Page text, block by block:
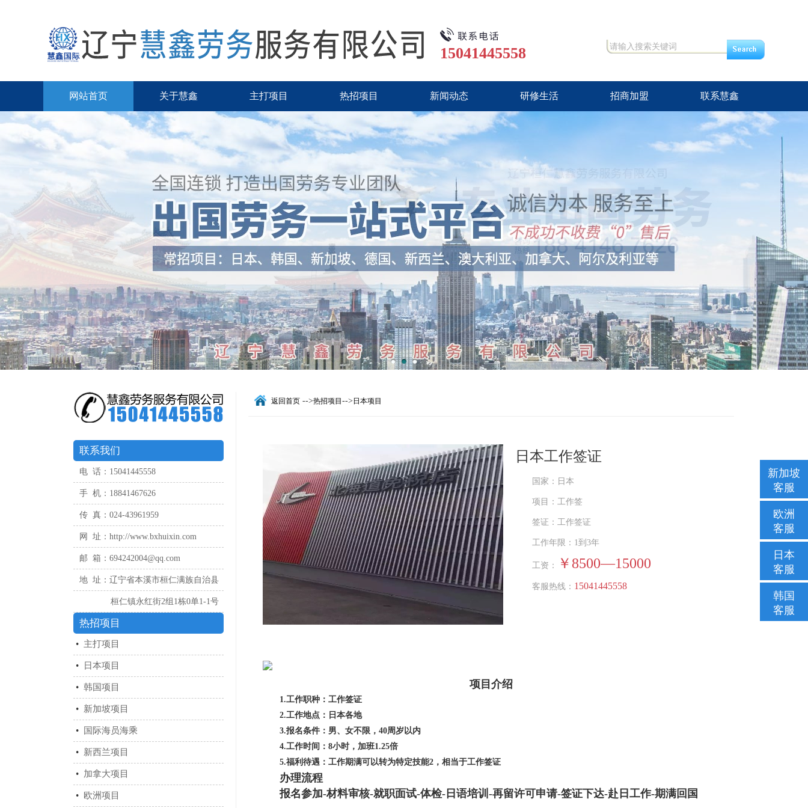
15041445558
网站首页 关于慧鑫 主打项目 热招项目 新闻动态 研修生活 招商加盟 联系慧鑫
联系我们
电 话：15041445558
手 机：18841467626
传 真：024-43961959
网 址：http://www.bxhuixin.com
邮 箱：694242004@qq.com
地 址：辽宁省本溪市桓仁满族自治县
桓仁镇永红街2组1栋0单1-1号
热招项目
• 主打项目
• 日本项目
• 韩国项目
• 新加坡项目
• 国际海员海乘
• 新西兰项目
• 加拿大项目
• 欧洲项目
返回首页 -->热招项目 --> 日本项目
日本工作签证
国家：日本
项目：工作签
签证：工作签证
工作年限：1到3年
工资： ￥8500—15000
客服热线： 15041445558
项目介绍
1.工作职种：工作签证
2.工作地点：日本各地
3.报名条件：男、女不限，40周岁以内
4.工作时间：8小时，加班1.25倍
5.福利待遇：工作期满可以转为特定技能2，相当于工作签证
办理流程
报名参加-材料审核-就职面试-体检-日语培训-再留许可申请-签证下达-赴日工作-期满回国
新加坡
客服
欧洲
客服
日本
客服
韩国
客服